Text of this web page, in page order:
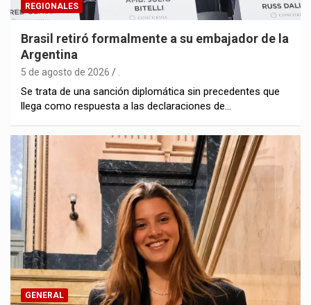
REGIONALES
Brasil retiró formalmente a su embajador de la
Argentina
5 de agosto de 2026
Se trata de una sanción diplomática sin precedentes que
llega como respuesta a las declaraciones de…
GENERAL